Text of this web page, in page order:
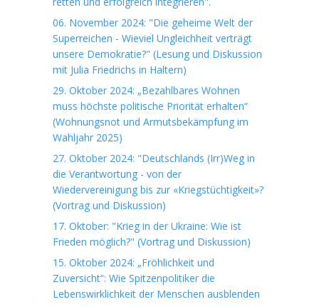
06. November 2024: "Die geheime Welt der
Superreichen - Wieviel Ungleichheit verträgt
unsere Demokratie?" (Lesung und Diskussion
mit Julia Friedrichs in Haltern)
29. Oktober 2024: „Bezahlbares Wohnen
muss höchste politische Priorität erhalten“
(Wohnungsnot und Armutsbekämpfung im
Wahljahr 2025)
27. Oktober 2024: "Deutschlands (Irr)Weg in
die Verantwortung - von der
Wiedervereinigung bis zur «Kriegstüchtigkeit»?
(Vortrag und Diskussion)
17. Oktober: "Krieg in der Ukraine: Wie ist
Frieden möglich?" (Vortrag und Diskussion)
15. Oktober 2024: „Fröhlichkeit und
Zuversicht“: Wie Spitzenpolitiker die
Lebenswirklichkeit der Menschen ausblenden